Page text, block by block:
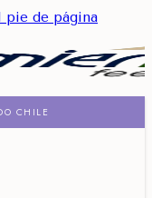
pie de página
CHILE